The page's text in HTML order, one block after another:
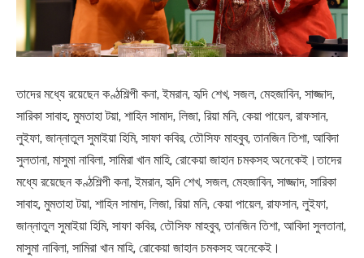
তাদের মধ্যে রয়েছেন কণ্ঠশিল্পী কনা, ইমরান, হৃদি শেখ, সজল, মেহজাবিন, সাজ্জাদ,
সারিকা সাবাহ, মুমতাহা টয়া, শাহিন সামাদ, লিজা, রিয়া মনি, কেয়া পায়েল, রাফসান,
লুইফা, জান্নাতুল সুমাইয়া হিমি, সাফা কবির, তৌসিফ মাহবুব, তানজিন তিশা, আবিদা
সুলতানা, মাসুমা নাবিলা, সামিরা খান মাহি, রোকেয়া জাহান চমকসহ অনেকেই।তাদের
মধ্যে রয়েছেন কণ্ঠশিল্পী কনা, ইমরান, হৃদি শেখ, সজল, মেহজাবিন, সাজ্জাদ, সারিকা
সাবাহ, মুমতাহা টয়া, শাহিন সামাদ, লিজা, রিয়া মনি, কেয়া পায়েল, রাফসান, লুইফা,
জান্নাতুল সুমাইয়া হিমি, সাফা কবির, তৌসিফ মাহবুব, তানজিন তিশা, আবিদা সুলতানা,
মাসুমা নাবিলা, সামিরা খান মাহি, রোকেয়া জাহান চমকসহ অনেকেই।